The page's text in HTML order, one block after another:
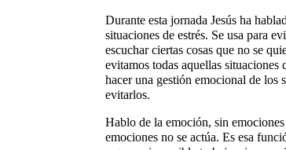
Durante esta jornada Jesús ha
situaciones de estrés. Se usa para
escuchar ciertas cosas que no se
evitamos todas aquellas
hacer una gestión emocional de los
evitarlos.
Hablo de la emoción, sin
emociones no se actúa. Es esa